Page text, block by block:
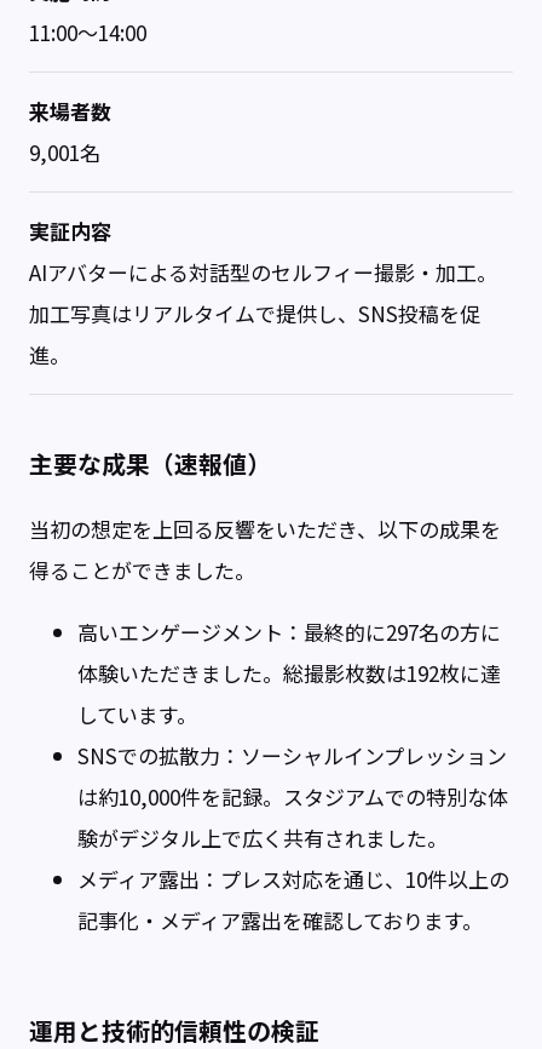
11:00～14:00
来場者数
9,001名
実証内容
AIアバターによる対話型のセルフィー撮影・加工。
加工写真はリアルタイムで提供し、SNS投稿を促
進。
主要な成果（速報値）
当初の想定を上回る反響をいただき、以下の成果を
得ることができました。
高いエンゲージメント：最終的に297名の方に
体験いただきました。総撮影枚数は192枚に達
しています。
SNSでの拡散力：ソーシャルインプレッション
は約10,000件を記録。スタジアムでの特別な体
験がデジタル上で広く共有されました。
メディア露出：プレス対応を通じ、10件以上の
記事化・メディア露出を確認しております。
運用と技術的信頼性の検証